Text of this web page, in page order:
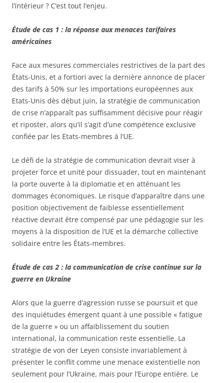
l’intérieur ? C’est tout l’enjeu.
Étude de cas 1 : la réponse aux menaces tarifaires
américaines
Face aux mesures commerciales restrictives de la part des
États-Unis, et a fortiori avec la dernière annonce de placer
des tarifs à 50% sur les importations européennes aux
Etats-Unis dès début juin, la stratégie de communication
de crise n’apparaît pas suffisamment décisive pour réagir
et riposter, alors qu’il s’agit d’une compétence exclusive
confiée par les Etats-membres à l’UE.
Le défi de la stratégie de communication devrait viser à
projeter force et unité pour dissuader, tout en maintenant
la porte ouverte à la diplomatie et en atténuant les
dommages économiques. Le risque d’apparaître dans une
position objectivement de faiblesse essentiellement
réactive devrait être compensé par une pédagogie sur les
moyens à la disposition de l’UE et la démarche collective
solidaire entre les États-membres.
Étude de cas 2 : la communication de crise continue sur la
guerre en Ukraine
Alors que la guerre d’agression russe se poursuit et que
des inquiétudes émergent quant à une possible « fatigue
de la guerre » ou un affaiblissement du soutien
international, la communication reste essentielle. La
stratégie de von der Leyen consiste invariablement à
présenter le conflit comme une menace existentielle non
seulement pour l’Ukraine, mais pour l’Europe entière. Le